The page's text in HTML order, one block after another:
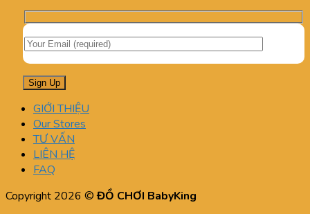
GIỚI THIỆU
Our Stores
TƯ VẤN
LIÊN HỆ
FAQ
Copyright 2026 ©ĐỒ CHƠI BabyKing